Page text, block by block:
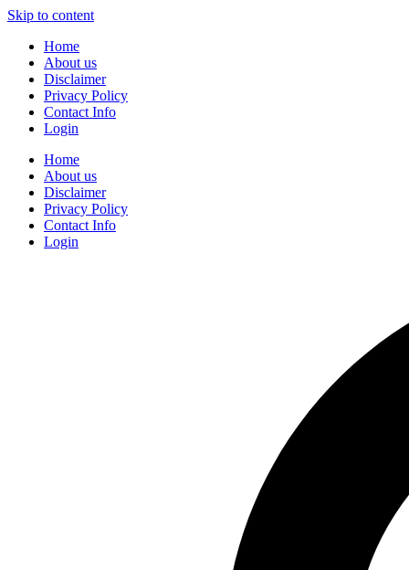
Skip to content
Home
About us
Disclaimer
Privacy Policy
Contact Info
Login
Home
About us
Disclaimer
Privacy Policy
Contact Info
Login